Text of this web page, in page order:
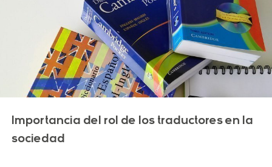
Importancia del rol de los traductores en la
sociedad